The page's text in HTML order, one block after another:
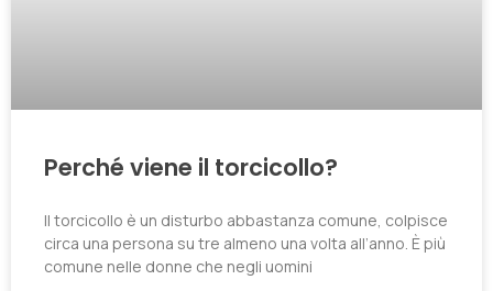
Perché viene il torcicollo?
Il torcicollo è un disturbo abbastanza comune, colpisce
circa una persona su tre almeno una volta all’anno. È più
comune nelle donne che negli uomini